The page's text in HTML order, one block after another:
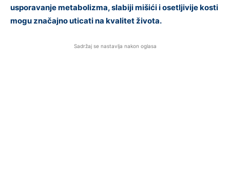
usporavanje metabolizma, slabiji mišići i osetljivije kosti
mogu značajno uticati na kvalitet života.
Sadržaj se nastavlja nakon oglasa